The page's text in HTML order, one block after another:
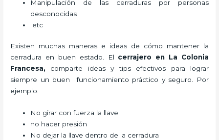
Manipulación de las cerraduras por personas
desconocidas
etc
Existen muchas maneras e ideas de cómo mantener la
cerradura en buen estado. El cerrajero en La Colonia
Francesa, comparte ideas y tips efectivos para lograr
siempre un buen funcionamiento práctico y seguro. Por
ejemplo:
No girar con fuerza la llave
no hacer presión
No dejar la llave dentro de la cerradura